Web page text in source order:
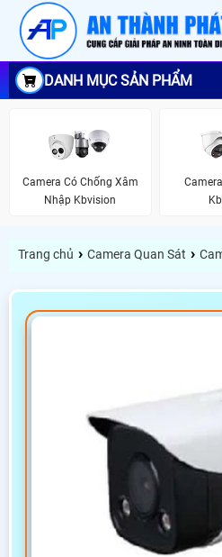
DANH MỤC SẢN PHẨM
Camera Có Chống Xâm
Nhập Kbvision
Trang chủ › Camera Quan Sát ›